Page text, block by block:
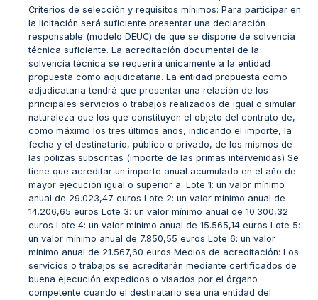
Criterios de selección y requisitos mínimos: Para participar en
la licitación será suficiente presentar una declaración
responsable (modelo DEUC) de que se dispone de solvencia
técnica suficiente. La acreditación documental de la
solvencia técnica se requerirá únicamente a la entidad
propuesta como adjudicataria. La entidad propuesta como
adjudicataria tendrá que presentar una relación de los
principales servicios o trabajos realizados de igual o simular
naturaleza que los que constituyen el objeto del contrato de,
como máximo los tres últimos años, indicando el importe, la
fecha y el destinatario, público o privado, de los mismos de
las pólizas subscritas (importe de las primas intervenidas) Se
tiene que acreditar un importe anual acumulado en el año de
mayor ejecución igual o superior a: Lote 1: un valor mínimo
anual de 29.023,47 euros Lote 2: un valor mínimo anual de
14.206,65 euros Lote 3: un valor mínimo anual de 10.300,32
euros Lote 4: un valor mínimo anual de 15.565,14 euros Lote 5:
un valor mínimo anual de 7.850,55 euros Lote 6: un valor
mínimo anual de 21.567,60 euros Medios de acreditación: Los
servicios o trabajos se acreditarán mediante certificados de
buena ejecución expedidos o visados por el órgano
competente cuando el destinatario sea una entidad del